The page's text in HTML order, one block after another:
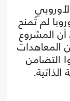
لم تُمنح
المشروع
المعاهدات
التضامن